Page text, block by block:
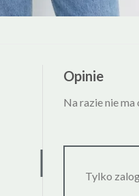
Opinie
Na razie nie
Tylko